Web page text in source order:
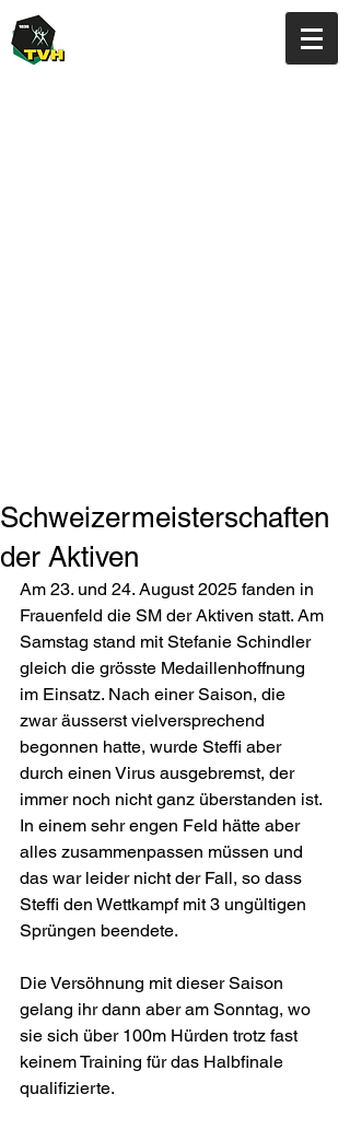
Schweizermeisterschaften
der Aktiven
Am 23. und 24. August 2025 fanden in
Frauenfeld die SM der Aktiven statt. Am
Samstag stand mit Stefanie Schindler
gleich die grösste Medaillenhoffnung
im Einsatz. Nach einer Saison, die
zwar äusserst vielversprechend
begonnen hatte, wurde Steffi aber
durch einen Virus ausgebremst, der
immer noch nicht ganz überstanden ist.
In einem sehr engen Feld hätte aber
alles zusammenpassen müssen und
das war leider nicht der Fall, so dass
Steffi den Wettkampf mit 3 ungültigen
Sprüngen beendete.
Die Versöhnung mit dieser Saison
gelang ihr dann aber am Sonntag, wo
sie sich über 100m Hürden trotz fast
keinem Training für das Halbfinale
qualifizierte.